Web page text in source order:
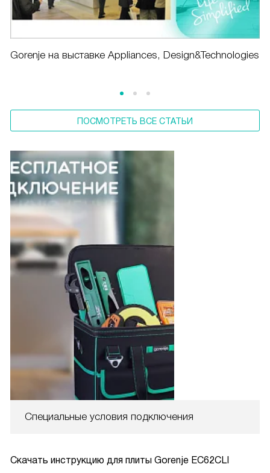
Специальные условия подключения
Скачать инструкцию для плиты Gorenje EC62CLI
Gorenje на выставке Appliances, Design&Technologies
ПОСМОТРЕТЬ ВСЕ СТАТЬИ